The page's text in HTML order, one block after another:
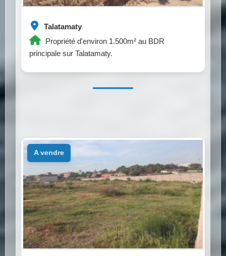
Talatamaty
Propriété d'environ 1.500m² au BDR
principale sur Talatamaty.
a vendre